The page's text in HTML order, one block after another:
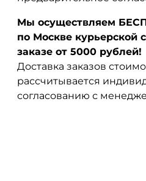
Мы осуществляем
по Москве
заказе от 5000 рублей!
Доставка заказов
рассчитывается
согласованию с